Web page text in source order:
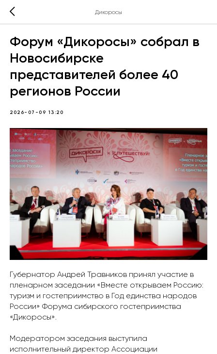
Дикоросы
Форум «Дикоросы» собрал в
Новосибирске
представителей более 40
регионов России
2026-07-09 13:20
Губернатор Андрей Травников принял участие в
пленарном заседании «Вместе открываем Россию:
туризм и гостеприимство в Год единства народов
России» Форума сибирского гостеприимства
«Дикоросы».
Модератором заседания выступила
исполнительный директор Ассоциации